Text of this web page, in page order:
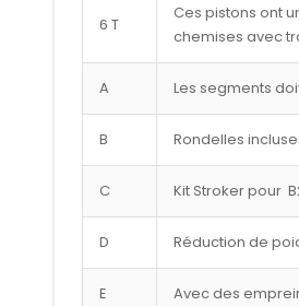
6 T
Ces pistons ont
chemises avec
A Les segments
B Rondelles
C Kit Stroker pour
D Réduction de
E Avec des